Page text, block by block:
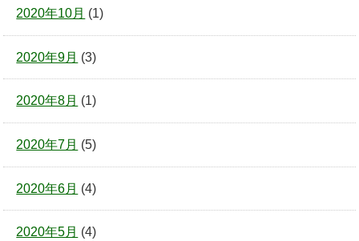
2020年10月 (1)
2020年9月 (3)
2020年8月 (1)
2020年7月 (5)
2020年6月 (4)
2020年5月 (4)